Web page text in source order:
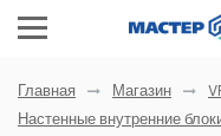
Главная Магазин
Настенные внутренние